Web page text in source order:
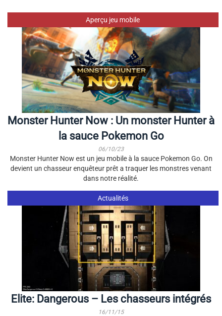
Aperçu jeu mobile
Monster Hunter Now : Un monster Hunter à
la sauce Pokemon Go
06/10/23
Monster Hunter Now est un jeu mobile à la sauce Pokemon Go. On
devient un chasseur enquêteur prêt a traquer les monstres venant
dans notre réalité.
Actualités
Elite: Dangerous – Les chasseurs intégrés
16/11/15